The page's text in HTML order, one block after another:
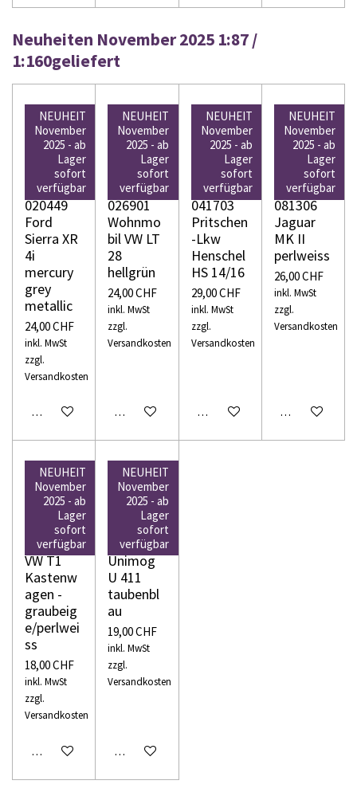
Neuheiten November 2025 1:87 /
1:160geliefert
NEUHEIT
November
2025 - ab
Lager
sofort
verfügbar
WIKING
H0
020449
Ford
Sierra XR
4i
mercury
grey
metallic
24,00 CHF
inkl. MwSt
zzgl.
Versandkosten
In den Warenkorb
NEUHEIT
November
2025 - ab
Lager
sofort
verfügbar
WIKING
H0
026901
Wohnmo
bil VW LT
28
hellgrün
24,00 CHF
inkl. MwSt
zzgl.
Versandkosten
In den Warenkorb
NEUHEIT
November
2025 - ab
Lager
sofort
verfügbar
WIKING
H0
041703
Pritschen
-Lkw
Henschel
HS 14/16
29,00 CHF
inkl. MwSt
zzgl.
Versandkosten
In den Warenkorb
NEUHEIT
November
2025 - ab
Lager
sofort
verfügbar
WIKING
H0
081306
Jaguar
MK II
perlweiss
26,00 CHF
inkl. MwSt
zzgl.
Versandkosten
In den
NEUHEIT
November
2025 - ab
Lager
sofort
verfügbar
WIKING
N 093205
VW T1
Kastenw
agen -
graubeig
e/perlwei
ss
18,00 CHF
inkl. MwSt
zzgl.
Versandkosten
In den Warenkorb
NEUHEIT
November
2025 - ab
Lager
sofort
verfügbar
WIKING
N 097205
Unimog
U 411
taubenbl
au
19,00 CHF
inkl. MwSt
zzgl.
Versandkosten
In den Warenkorb